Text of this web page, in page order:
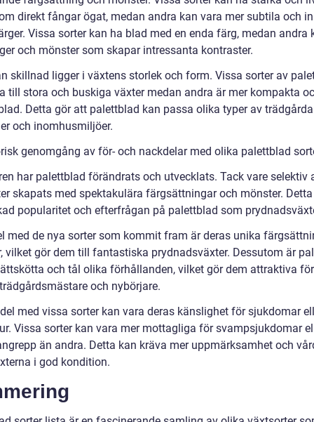
direkt fångar ögat, medan andra kan vara mer subtila och
Vissa sorter kan ha blad med en enda färg, medan andra
och mönster som skapar intressanta kontraster.
skillnad ligger i växtens storlek och form. Vissa sorter av
till stora och buskiga växter medan andra är mer kompakta
Detta gör att palettblad kan passa olika typer av
och inomhusmiljöer.
genomgång av för- och nackdelar med olika palettblad
har palettblad förändrats och utvecklats. Tack vare selektiv
skapats med spektakulära färgsättningar och mönster.
popularitet och efterfrågan på palettblad som
med de nya sorter som kommit fram är deras unika
vilket gör dem till fantastiska prydnadsväxter. Dessutom är
och tål olika förhållanden, vilket gör dem attraktiva
och nybörjare.
med vissa sorter kan vara deras känslighet för sjukdomar
Vissa sorter kan vara mer mottagliga för svampsjukdomar
än andra. Detta kan kräva mer uppmärksamhet och
i god kondition.